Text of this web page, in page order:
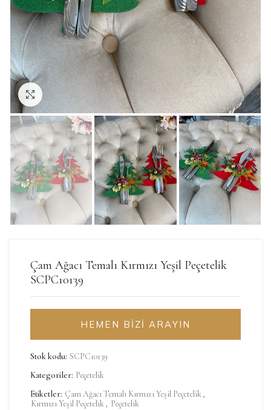
Click to enlarge
Çam Ağacı Temalı Kırmızı Yeşil Peçetelik
SCPC10139
HEMEN BİZİ ARAYIN
Stok kodu: SCPC10139
Kategoriler: Peçetelik
Etiketler: Çam Ağacı Temalı Kırmızı Yeşil Peçetelik,
Kırmızı Yeşil Peçetelik, Peçetelik